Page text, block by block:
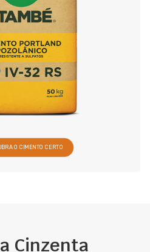
O CIMENTO CERTO
Cinzenta